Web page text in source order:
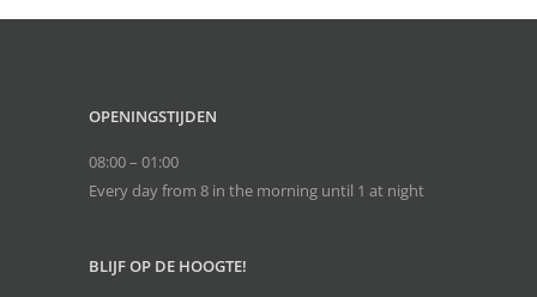
OPENINGSTIJDEN
08:00 – 01:00
Every day from 8 in the morning until 1 at night
BLIJF OP DE HOOGTE!